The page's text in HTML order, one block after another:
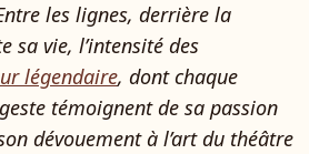
les lignes, derrière la
sa vie, l’intensité des
légendaire, dont chaque
témoignent de sa passion
dévouement à l’art du théâtre